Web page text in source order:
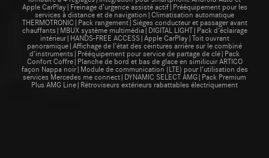
Apple CarPlay|Freinage d’urgence assisté actif|Prééquipement pour les
services à distance et de navigation|Climatisation automatique
THERMOTRONIC|Pack rangement|Sièges conducteur et passager avant
chauffants|MBUX système multimédia|DIGITAL LIGHT|Pack d'éclairage
intérieur|HANDS-FREE ACCESS|Apple CarPlay|Toit ouvrant
panoramique|Affichage de l’état des ceintures arrière sur le combiné
d’instruments|Prééquipement pour service de partage de clé|Pack
Confort Coffre|Planche de bord et bas de glace en similicuir ARTICO
façon Nappa noir|Module de communication (LTE) pour l’utilisation des
services Mercedes me connect|DYNAMIC SELECT AMG|Pack Premium
Plus AMG Line|Rétroviseurs extérieurs rabattables électriquement